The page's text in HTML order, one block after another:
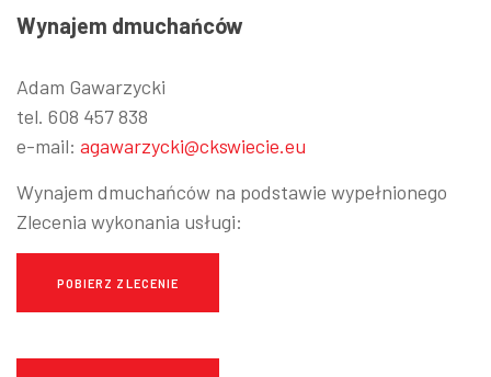
Wynajem dmuchańców
Adam Gawarzycki
tel. 608 457 838
e-mail: agawarzycki@ckswiecie.eu
Wynajem dmuchańców na podstawie wypełnionego
Zlecenia wykonania usługi:
POBIERZ ZLECENIE